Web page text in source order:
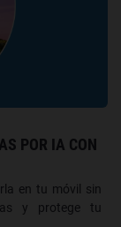
POR IA CON
en tu móvil sin
y protege tu